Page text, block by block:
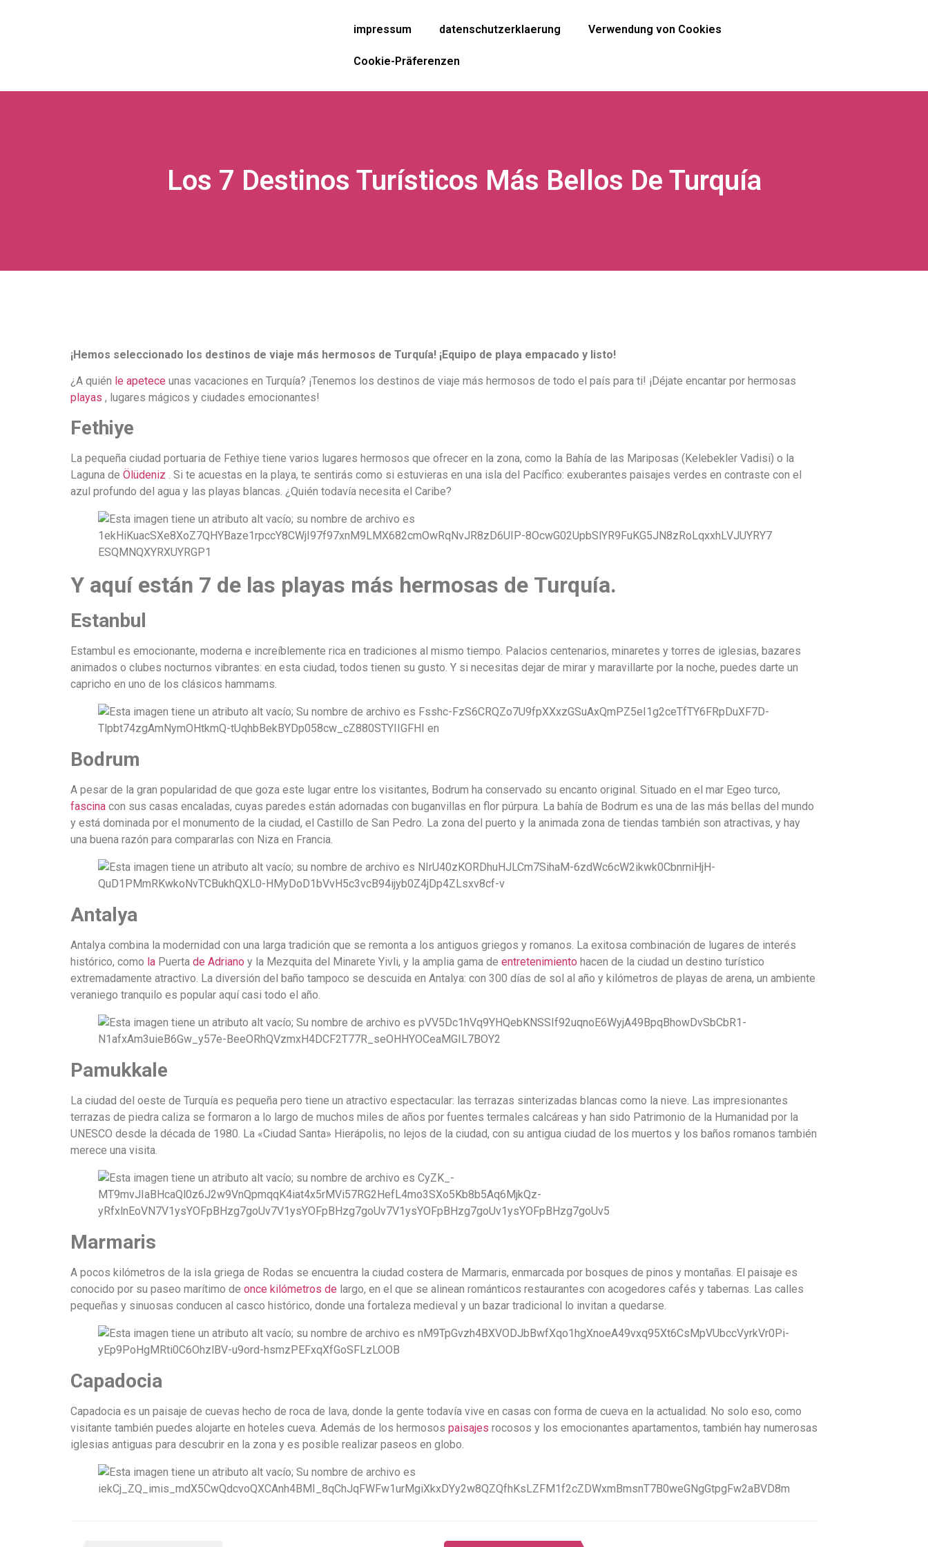
impressum datenschutzerklaerung Verwendung von Cookies
Cookie-Präferenzen
Los 7 Destinos Turísticos Más Bellos De Turquía
¡Hemos seleccionado los destinos de viaje más hermosos de Turquía! ¡Equipo de playa empacado y listo!
¿A quién le apetece
playas , lugares mágicos y ciudades emocionantes!
Fethiye
La pequeña ciudad portuaria de Fethiye tiene varios lugares hermosos que ofrecer en la zona, como la Bahía de las Mariposas (Kelebekler Vadisi) o la
Laguna de Ölüdeniz . Si te acuestas en la playa, te sentirás como si estuvieras en una isla del Pacífico: exuberantes paisajes verdes en contraste con el
azul profundo del agua y las playas blancas. ¿Quién todavía necesita el Caribe?
Y aquí están 7 de las playas más hermosas de Turquía.
Estanbul
Estambul es emocionante, moderna e increíblemente rica en tradiciones al mismo tiempo. Palacios centenarios, minaretes y torres de iglesias, bazares
animados o clubes nocturnos vibrantes: en esta ciudad, todos tienen su gusto. Y si necesitas dejar de mirar y maravillarte por la noche, puedes darte un
capricho en uno de los clásicos hammams.
Bodrum
fascina con sus casas encaladas, cuyas paredes están adornadas con buganvillas en flor púrpura. La bahía de Bodrum es una de las más bellas del mundo
y está dominada por el monumento de la ciudad, el Castillo de San Pedro. La zona del puerto y la animada zona de tiendas también son atractivas, y hay
una buena razón para compararlas con Niza en Francia.
Antalya
Antalya combina la modernidad con una larga tradición que se remonta a los antiguos griegos y romanos. La exitosa combinación de lugares de interés
histórico, como la Puerta de Adriano y la Mezquita del Minarete Yivli, y la amplia gama de entretenimiento hacen de la ciudad un destino turístico
extremadamente atractivo. La diversión del baño tampoco se descuida en Antalya: con 300 días de sol al año y kilómetros de playas de arena, un ambiente
veraniego tranquilo es popular aquí casi todo el año.
Pamukkale
La ciudad del oeste de Turquía es pequeña pero tiene un atractivo espectacular: las terrazas sinterizadas blancas como la nieve. Las impresionantes
terrazas de piedra caliza se formaron a lo largo de muchos miles de años por fuentes termales calcáreas y han sido Patrimonio de la Humanidad por la
UNESCO desde la década de 1980. La «Ciudad Santa» Hierápolis, no lejos de la ciudad, con su antigua ciudad de los muertos y los baños romanos también
merece una visita.
Marmaris
A pocos kilómetros de la isla griega de Rodas se encuentra la ciudad costera de Marmaris, enmarcada por bosques de pinos y montañas. El paisaje es
conocido por su paseo marítimo de once kilómetros de largo, en el que se alinean románticos restaurantes con acogedores cafés y tabernas. Las calles
pequeñas y sinuosas conducen al casco histórico, donde una fortaleza medieval y un bazar tradicional lo invitan a quedarse.
Capadocia
Capadocia es un paisaje de cuevas hecho de roca de lava, donde la gente todavía vive en casas con forma de cueva en la actualidad. No solo eso, como
visitante también puedes alojarte en hoteles cueva. Además de los hermosos paisajes rocosos y los emocionantes apartamentos, también hay numerosas
iglesias antiguas para descubrir en la zona y es posible realizar paseos en globo.